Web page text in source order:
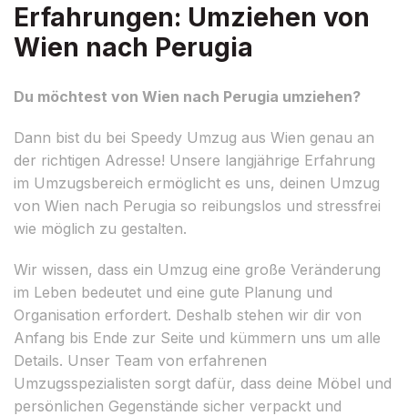
Erfahrungen: Umziehen von
Wien nach Perugia
Du möchtest von Wien nach Perugia umziehen?
Dann bist du bei Speedy Umzug aus Wien genau an
der richtigen Adresse! Unsere langjährige Erfahrung
im Umzugsbereich ermöglicht es uns, deinen Umzug
von Wien nach Perugia so reibungslos und stressfrei
wie möglich zu gestalten.
Wir wissen, dass ein Umzug eine große Veränderung
im Leben bedeutet und eine gute Planung und
Organisation erfordert. Deshalb stehen wir dir von
Anfang bis Ende zur Seite und kümmern uns um alle
Details. Unser Team von erfahrenen
Umzugsspezialisten sorgt dafür, dass deine Möbel und
persönlichen Gegenstände sicher verpackt und